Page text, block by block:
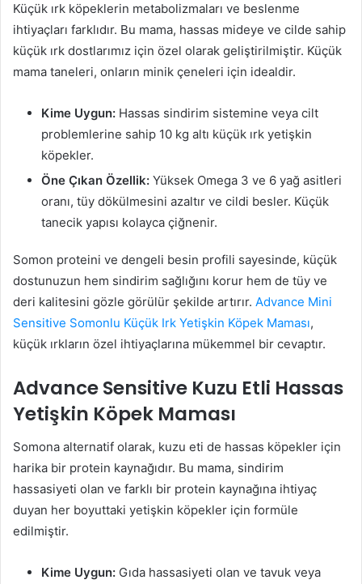
Küçük ırk köpeklerin metabolizmaları ve beslenme
ihtiyaçları farklıdır. Bu mama, hassas mideye ve cilde sahip
küçük ırk dostlarımız için özel olarak geliştirilmiştir. Küçük
mama taneleri, onların minik çeneleri için idealdir.
Kime Uygun: Hassas sindirim sistemine veya cilt
problemlerine sahip 10 kg altı küçük ırk yetişkin
köpekler.
Öne Çıkan Özellik: Yüksek Omega 3 ve 6 yağ asitleri
oranı, tüy dökülmesini azaltır ve cildi besler. Küçük
tanecik yapısı kolayca çiğnenir.
Somon proteini ve dengeli besin profili sayesinde, küçük
dostunuzun hem sindirim sağlığını korur hem de tüy ve
deri kalitesini gözle görülür şekilde artırır. Advance Mini
Sensitive Somonlu Küçük Irk Yetişkin Köpek Maması,
küçük ırkların özel ihtiyaçlarına mükemmel bir cevaptır.
Advance Sensitive Kuzu Etli Hassas
Yetişkin Köpek Maması
Somona alternatif olarak, kuzu eti de hassas köpekler için
harika bir protein kaynağıdır. Bu mama, sindirim
hassasiyeti olan ve farklı bir protein kaynağına ihtiyaç
duyan her boyuttaki yetişkin köpekler için formüle
edilmiştir.
Kime Uygun: Gıda hassasiyeti olan ve tavuk veya